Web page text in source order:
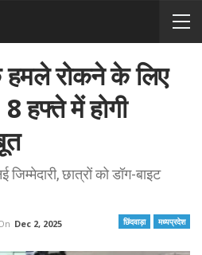
हमले रोकने के लिए
हफ्ते में होगी
जिम्मेदारी, छात्रों को डॉग-बाइट
छिंदवाड़ा मध्यप्रदेश
Dec 2, 2025